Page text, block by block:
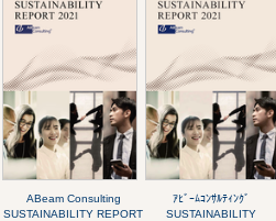
ABeam Consulting
SUSTAINABILITY REPORT
ｱﾋﾞｰﾑｺﾝｻﾙﾃｨﾝｸﾞ
SUSTAINABILITY